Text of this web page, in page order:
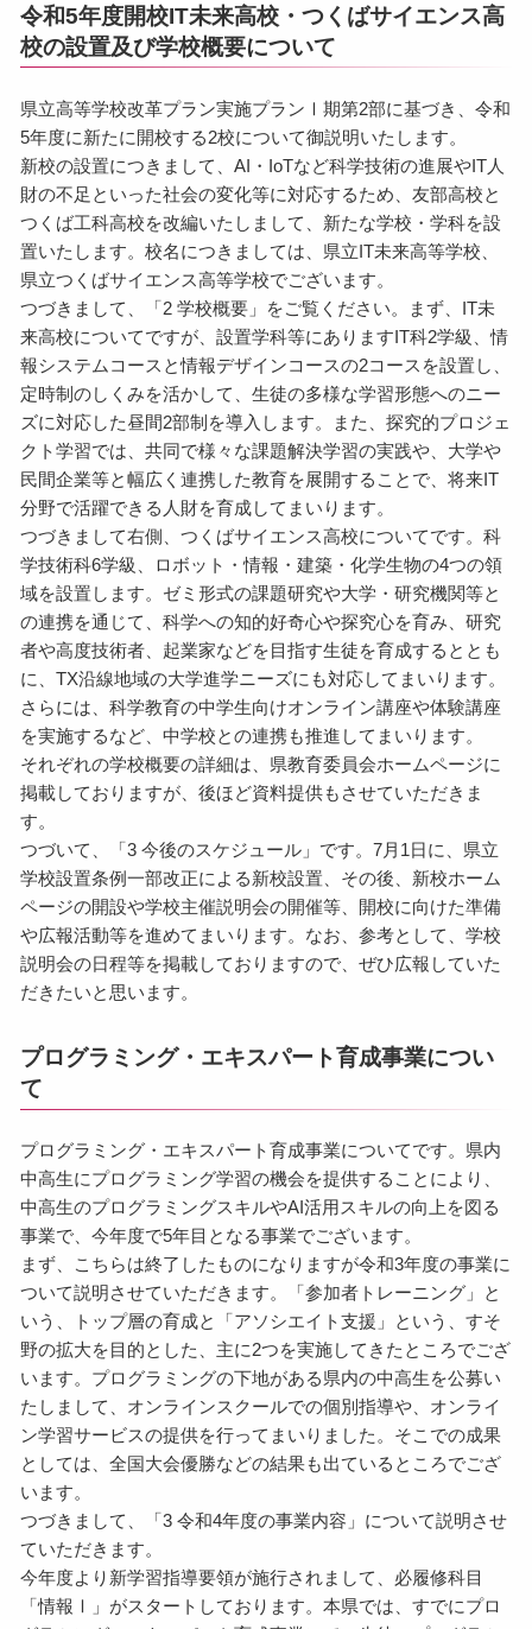
令和5年度開校IT未来高校・つくばサイエンス高
校の設置及び学校概要について
県立高等学校改革プラン実施プランⅠ期第2部に基づき、令和
5年度に新たに開校する2校について御説明いたします。
新校の設置につきまして、AI・IoTなど科学技術の進展やIT人
財の不足といった社会の変化等に対応するため、友部高校と
つくば工科高校を改編いたしまして、新たな学校・学科を設
置いたします。校名につきましては、県立IT未来高等学校、
県立つくばサイエンス高等学校でございます。
つづきまして、「2 学校概要」をご覧ください。まず、IT未
来高校についてですが、設置学科等にありますIT科2学級、情
報システムコースと情報デザインコースの2コースを設置し、
定時制のしくみを活かして、生徒の多様な学習形態へのニー
ズに対応した昼間2部制を導入します。また、探究的プロジェ
クト学習では、共同で様々な課題解決学習の実践や、大学や
民間企業等と幅広く連携した教育を展開することで、将来IT
分野で活躍できる人財を育成してまいります。
つづきまして右側、つくばサイエンス高校についてです。科
学技術科6学級、ロボット・情報・建築・化学生物の4つの領
域を設置します。ゼミ形式の課題研究や大学・研究機関等と
の連携を通じて、科学への知的好奇心や探究心を育み、研究
者や高度技術者、起業家などを目指す生徒を育成するととも
に、TX沿線地域の大学進学ニーズにも対応してまいります。
さらには、科学教育の中学生向けオンライン講座や体験講座
を実施するなど、中学校との連携も推進してまいります。
それぞれの学校概要の詳細は、県教育委員会ホームページに
掲載しておりますが、後ほど資料提供もさせていただきま
す。
つづいて、「3 今後のスケジュール」です。7月1日に、県立
学校設置条例一部改正による新校設置、その後、新校ホーム
ページの開設や学校主催説明会の開催等、開校に向けた準備
や広報活動等を進めてまいります。なお、参考として、学校
説明会の日程等を掲載しておりますので、ぜひ広報していた
だきたいと思います。
プログラミング・エキスパート育成事業につい
て
プログラミング・エキスパート育成事業についてです。県内
中高生にプログラミング学習の機会を提供することにより、
中高生のプログラミングスキルやAI活用スキルの向上を図る
事業で、今年度で5年目となる事業でございます。
まず、こちらは終了したものになりますが令和3年度の事業に
ついて説明させていただきます。「参加者トレーニング」と
いう、トップ層の育成と「アソシエイト支援」という、すそ
野の拡大を目的とした、主に2つを実施してきたところでござ
います。プログラミングの下地がある県内の中高生を公募い
たしまして、オンラインスクールでの個別指導や、オンライ
ン学習サービスの提供を行ってまいりました。そこでの成果
としては、全国大会優勝などの結果も出ているところでござ
います。
つづきまして、「3 令和4年度の事業内容」について説明させ
ていただきます。
今年度より新学習指導要領が施行されまして、必履修科目
「情報Ⅰ」がスタートしております。本県では、すでにプロ